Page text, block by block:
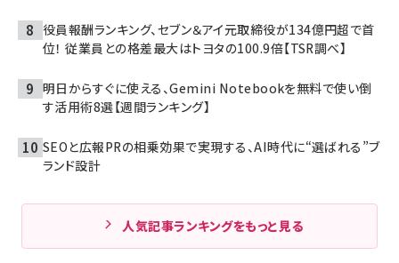
役員報酬ランキング、セブン＆アイ元取締役が134億円超で首
位！ 従業員との格差最大はトヨタの100.9倍【TSR調べ】
明日からすぐに使える、Gemini Notebookを無料で使い倒
す活用術8選【週間ランキング】
SEOと広報PRの相乗効果で実現する、AI時代に“選ばれる”ブ
ランド設計
人気記事ランキングをもっと見る